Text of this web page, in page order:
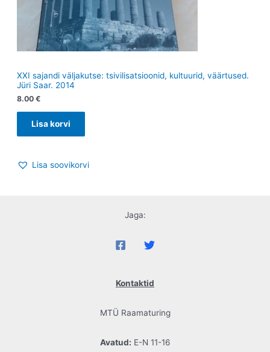
XXI sajandi väljakutse: tsivilisatsioonid, kultuurid, väärtused.
Jüri Saar. 2014
8.00 €
Lisa korvi
Lisa soovikorvi
Jaga:
Kontaktid
MTÜ Raamaturing
Avatud: E-N 11-16